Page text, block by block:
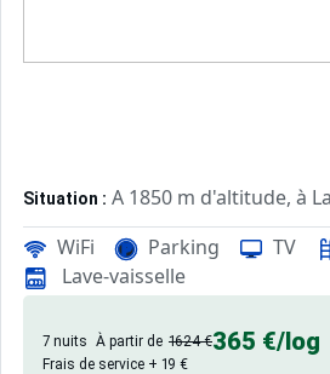
Situation : A 1850 m d'altitude, à
Résidence de prestige :Architecture
WiFi Parking TV
Lave-vaisselle
7 nuits À partir de 1624 €365 €/log
Frais de service + 19 €